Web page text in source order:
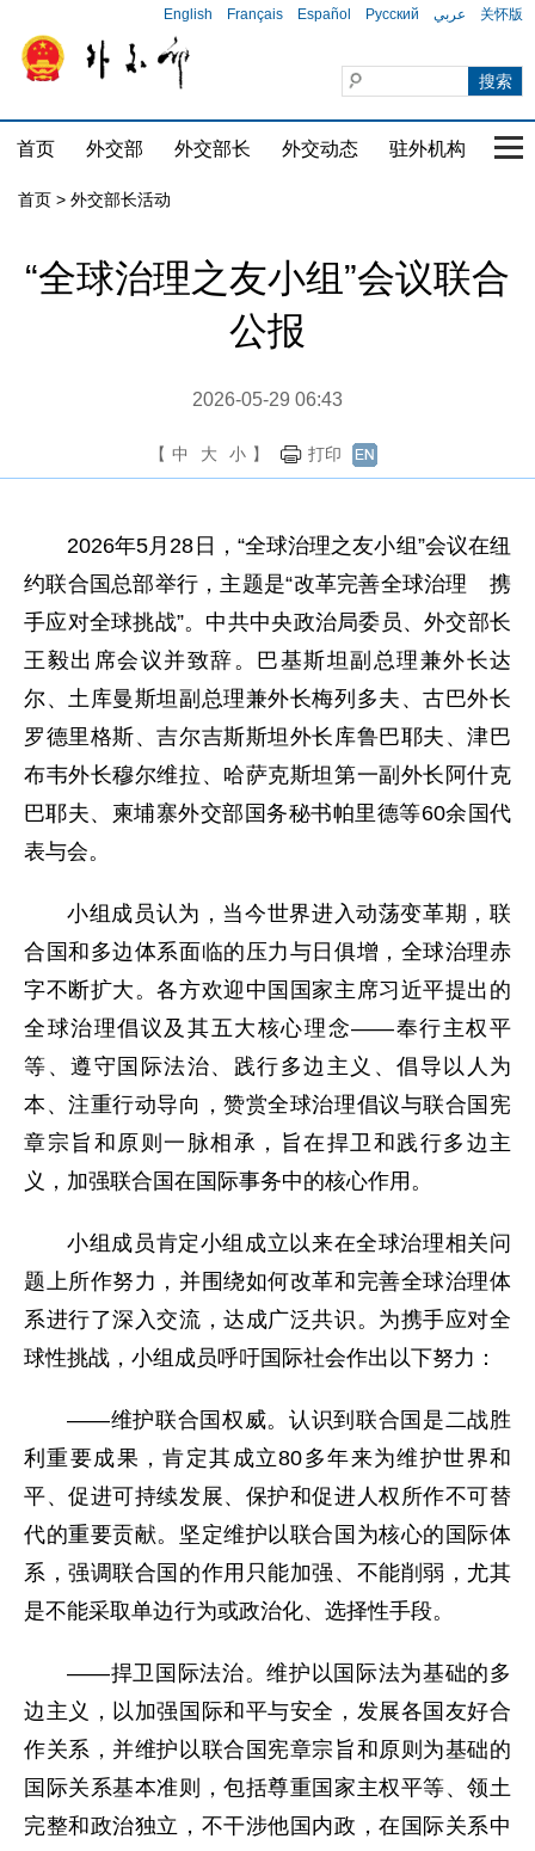
English Français Español Русский عربي 关怀版
首页 外交部 外交部长 外交动态 驻外机构 国
首页 > 外交部长活动
“全球治理之友小组”会议联合
公报
2026-05-29 06:43
【 中 大 小 】 打印
2026年5月28日，“全球治理之友小组”会议在纽
约联合国总部举行，主题是“改革完善全球治理 携
手应对全球挑战”。中共中央政治局委员、外交部长
王毅出席会议并致辞。巴基斯坦副总理兼外长达
尔、土库曼斯坦副总理兼外长梅列多夫、古巴外长
罗德里格斯、吉尔吉斯斯坦外长库鲁巴耶夫、津巴
布韦外长穆尔维拉、哈萨克斯坦第一副外长阿什克
巴耶夫、柬埔寨外交部国务秘书帕里德等60余国代
表与会。
小组成员认为，当今世界进入动荡变革期，联
合国和多边体系面临的压力与日俱增，全球治理赤
字不断扩大。各方欢迎中国国家主席习近平提出的
全球治理倡议及其五大核心理念——奉行主权平
等、遵守国际法治、践行多边主义、倡导以人为
本、注重行动导向，赞赏全球治理倡议与联合国宪
章宗旨和原则一脉相承，旨在捍卫和践行多边主
义，加强联合国在国际事务中的核心作用。
小组成员肯定小组成立以来在全球治理相关问
题上所作努力，并围绕如何改革和完善全球治理体
系进行了深入交流，达成广泛共识。为携手应对全
球性挑战，小组成员呼吁国际社会作出以下努力：
——维护联合国权威。认识到联合国是二战胜
利重要成果，肯定其成立80多年来为维护世界和
平、促进可持续发展、保护和促进人权所作不可替
代的重要贡献。坚定维护以联合国为核心的国际体
系，强调联合国的作用只能加强、不能削弱，尤其
是不能采取单边行为或政治化、选择性手段。
——捍卫国际法治。维护以国际法为基础的多
边主义，以加强国际和平与安全，发展各国友好合
作关系，并维护以联合国宪章宗旨和原则为基础的
国际关系基本准则，包括尊重国家主权平等、领土
完整和政治独立，不干涉他国内政，在国际关系中